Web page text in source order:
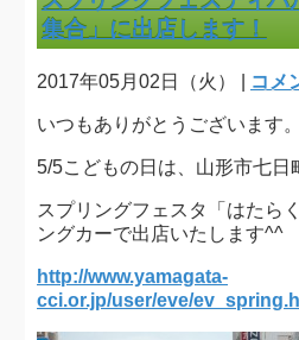
集合」に出店します！
2017年05月02日（火） | コメ
いつもありがとうございます。
5/5こどもの日は、山形市七日
スプリングフェスタ「はたら
ングカーで出店いたします^^
http://www.yamagata-
cci.or.jp/user/eve/